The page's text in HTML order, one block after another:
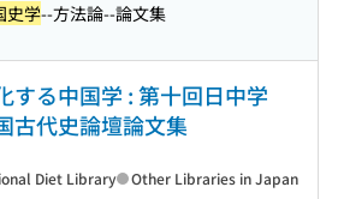
史学--方法論--論文集
する中国学 : 第十回日中学
古代史論壇論文集
Diet Library Other Libraries in Japan